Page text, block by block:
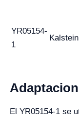
YR05154-
1
Kalstein
El YR05154-1 se